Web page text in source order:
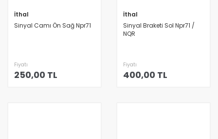
İthal
Sinyal Camı Ön Sağ Npr71
Fiyatı
250,00 TL
İthal
Sinyal Braketi Sol Npr71 /
NQR
Fiyatı
400,00 TL